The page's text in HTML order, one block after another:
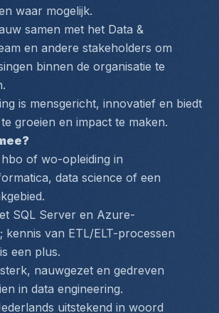
waar mogelijk.
samen met het Data &
en andere stakeholders om
binnen de organisatie te
is mensgericht, innovatief en biedt
groeien en impact te maken.
of wo-opleiding in
data science of een
SQL Server en Azure-
kennis van ETL/ELT-processen
een plus.
nauwgezet en gedreven
in data engineering.
uitstekend in woord